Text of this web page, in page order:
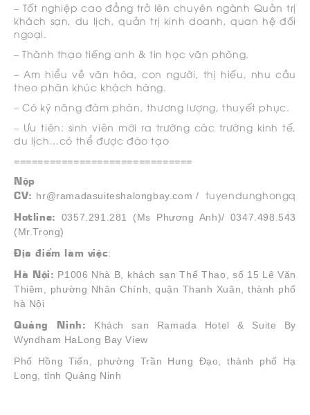
– Tốt nghiệp cao đẳng trở lên chuyên ngành Quản trị
khách sạn, du lịch, quản trị kinh doanh, quan hệ đối
ngoại.
– Thành thạo tiếng anh & tin học văn phòng.
– Am hiểu về văn hóa, con người, thị hiếu, nhu cầu
theo phân khúc khách hàng.
– Có kỹ năng đàm phán, thương lượng, thuyết phục.
– Ưu tiên: sinh viên mới ra trường các trường kinh tế,
du lịch…có thể được đào tạo
==============================
Nộp
CV: hr@ramadasuiteshalongbay.com /
Hotline:
0357.291.281 (Ms Phương Anh)/ 0347.498.543
(Mr.Trọng)
Địa điểm làm việc:
Hà Nội: P1006 Nhà B, khách sạn Thể Thao, số 15 Lê Văn
Thiêm, phường Nhân Chính, quận Thanh Xuân, thành phố
hà Nội
Quảng Ninh: Khách san Ramada Hotel & Suite By
Wyndham HaLong Bay View
Phố Hồng Tiến, phường Trần Hưng Đạo, thành phố Hạ
Long, tỉnh Quảng Ninh